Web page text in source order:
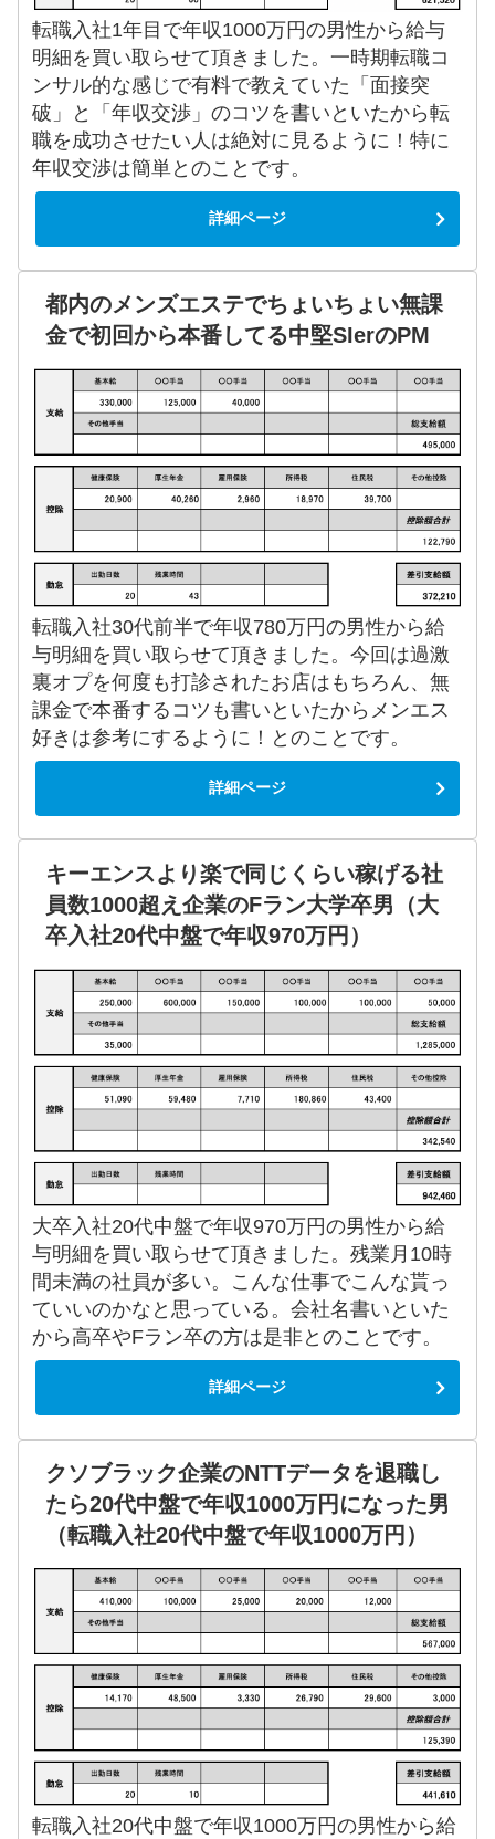
転職入社1年目で年収1000万円の男性から給与
明細を買い取らせて頂きました。一時期転職コ
ンサル的な感じで有料で教えていた「面接突
破」と「年収交渉」のコツを書いといたから転
職を成功させたい人は絶対に見るように！特に
年収交渉は簡単とのことです。
詳細ページ
都内のメンズエステでちょいちょい無課
金で初回から本番してる中堅SIerのPM
転職入社30代前半で年収780万円の男性から給
与明細を買い取らせて頂きました。今回は過激
裏オプを何度も打診されたお店はもちろん、無
課金で本番するコツも書いといたからメンエス
好きは参考にするように！とのことです。
詳細ページ
キーエンスより楽で同じくらい稼げる社
員数1000超え企業のFラン大学卒男（大
卒入社20代中盤で年収970万円）
大卒入社20代中盤で年収970万円の男性から給
与明細を買い取らせて頂きました。残業月10時
間未満の社員が多い。こんな仕事でこんな貰っ
ていいのかなと思っている。会社名書いといた
から高卒やFラン卒の方は是非とのことです。
詳細ページ
クソブラック企業のNTTデータを退職し
たら20代中盤で年収1000万円になった男
（転職入社20代中盤で年収1000万円）
転職入社20代中盤で年収1000万円の男性から給